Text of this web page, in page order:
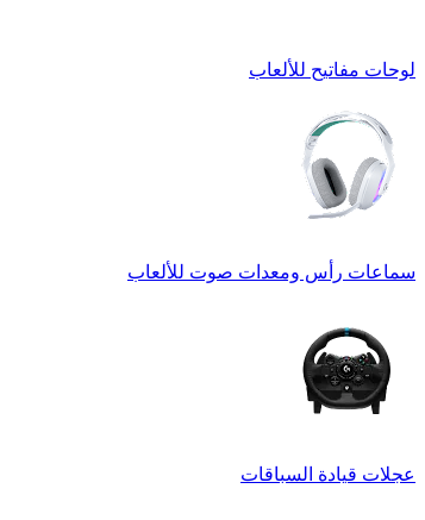
لوحات مفاتيح للألعاب
سماعات رأس ومعدات صوت للألعاب
عجلات قيادة السباقات